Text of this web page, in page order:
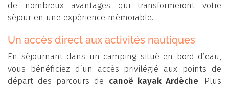
de nombreux avantages qui transformeront votre
séjour en une expérience mémorable.
Un accès direct aux activités nautiques
En séjournant dans un camping situé en bord d’eau,
vous bénéficiez d’un accès privilégié aux points de
départ des parcours de canoë kayak Ardèche. Plus